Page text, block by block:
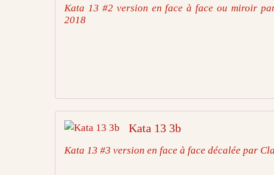
Kata 13 #2 version en face à face ou miroir
2018
Kata 13 3b
Kata 13 #3 version en face à face décalée par